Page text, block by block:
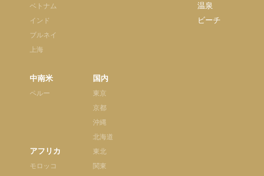
ベトナム
インド
ブルネイ
上海
中南米
ペルー
アフリカ
モロッコ
国内
東京
京都
沖縄
北海道
東北
関東
温泉
ビーチ